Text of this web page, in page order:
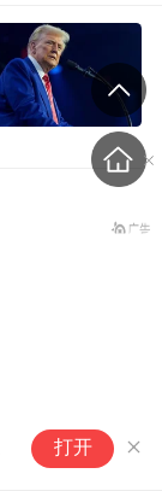
微言|亲子
子自制力
打开